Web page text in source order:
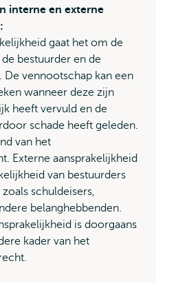
interne en externe
gaat het om de
bestuurder en de
De vennootschap kan een
wanneer deze zijn
heeft vervuld en de
schade heeft geleden.
van het
Externe aansprakelijkheid
van bestuurders
schuldeisers,
belanghebbenden.
is doorgaans
kader van het